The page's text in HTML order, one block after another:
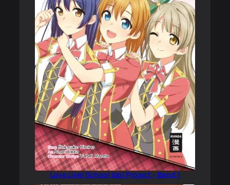
Love Live! School Idol Project – Band 1